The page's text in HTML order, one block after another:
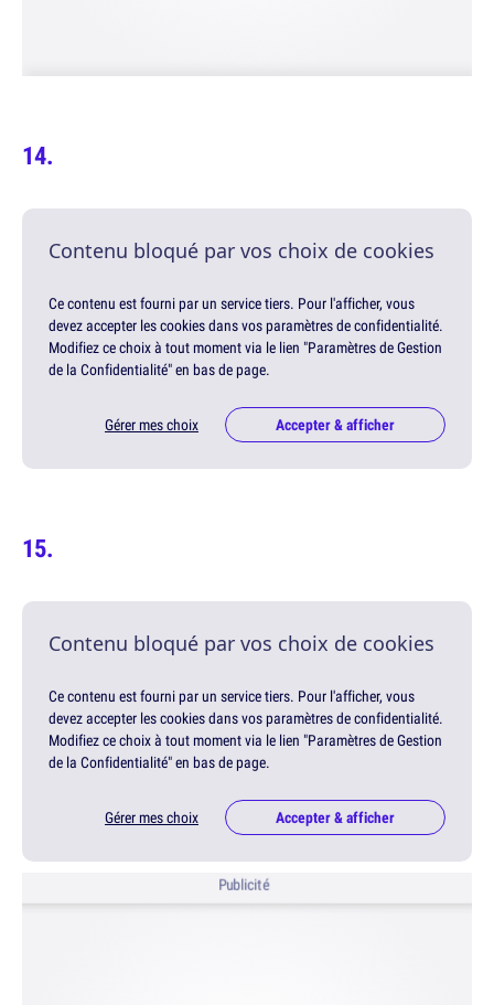
Contenu bloqué par vos choix de cookies
Ce contenu est fourni par un service tiers. Pour l'afficher, vous
devez accepter les cookies dans vos paramètres de confidentialité.
Modifiez ce choix à tout moment via le lien "Paramètres de Gestion
de la Confidentialité" en bas de page.
Gérer mes choix Accepter & afficher
Contenu bloqué par vos choix de cookies
Ce contenu est fourni par un service tiers. Pour l'afficher, vous
devez accepter les cookies dans vos paramètres de confidentialité.
Modifiez ce choix à tout moment via le lien "Paramètres de Gestion
de la Confidentialité" en bas de page.
Gérer mes choix Accepter & afficher
Publicité